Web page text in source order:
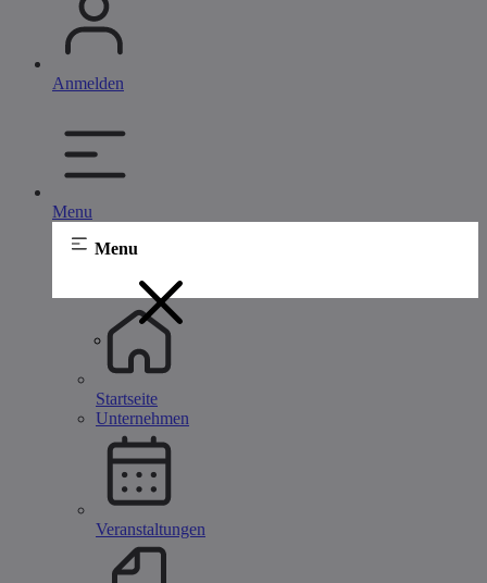
Anmelden
Menu
Menu
Startseite
Unternehmen
Veranstaltungen